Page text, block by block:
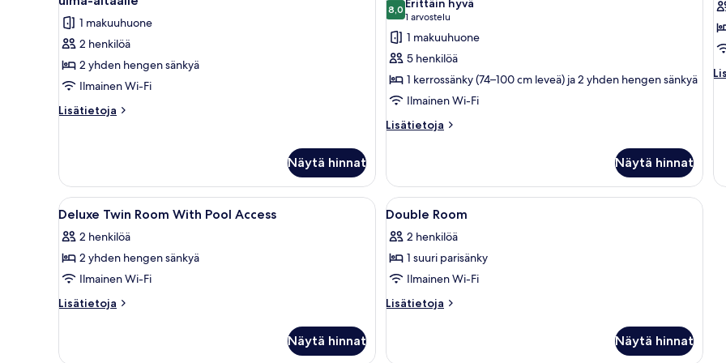
huonetyypin
Kahden
hengen
deluxe-
huone
(kaksi
altaalle
kuvat
1 makuuhuone
2 henkilöä
2 yhden hengen sänkyä
Ilmainen Wi-Fi
Lisätietoja
Lisätietoja
huone
(kaksi
sänkyä),
uima-
altaalle
Näytä hinnat
huonetyypin
Neljän
hengen
huone
kuvat
8,08,0 kautta 10
Erittäin hyvä
1 arvostelu
(1
arvostelu)
1 makuuhuone
5 henkilöä
1 kerrossänky (74–100 cm leveä) ja 2 yhden hengen sänkyä
Ilmainen Wi-Fi
Lisätietoja
Lisätietoja
huone
Näytä hinnat
Avaa
kaikki
huonetyypin
Deluxe
Twin
Room
Access
Tallelokero huoneessa, työpöytä, silitysrauta/-lauta, ilmainen Wi-Fi
7
Deluxe Twin Room With Pool Access
2 henkilöä
2 yhden hengen sänkyä
Ilmainen Wi-Fi
Lisätietoja
Lisätietoja
Näytä hinnat
Avaa
kaikki
huonetyypin
Double
Room
kuvat
Tallelokero huoneessa, työpöytä,
11
Double Room
2 henkilöä
1 suuri parisänky
Ilmainen Wi-Fi
Lisätietoja
Lisätietoja
Näytä hinnat